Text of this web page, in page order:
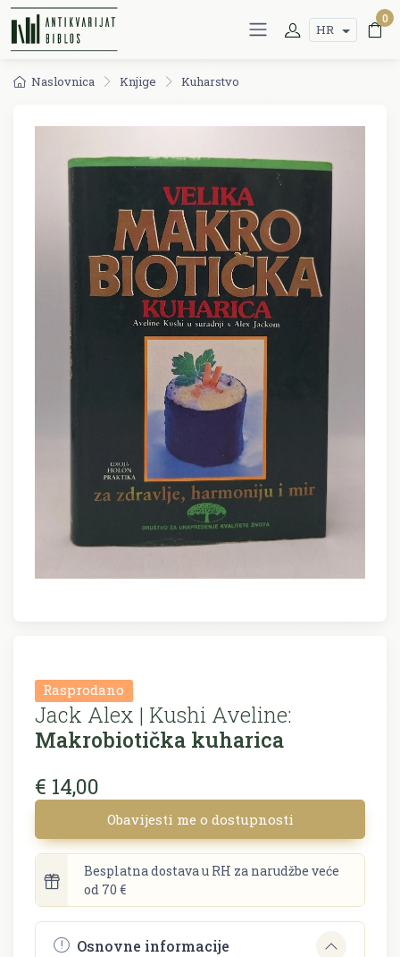
HR
0
Naslovnica Knjige Kuharstvo
Rasprodano
Jack Alex | Kushi Aveline:
Makrobiotička kuharica
€ 14,00
Obavijesti me o dostupnosti
Besplatna dostava u RH za narudžbe veće
od 70 €
Osnovne informacije